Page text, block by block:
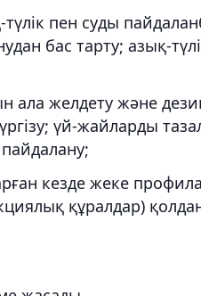
пен суды
бас тарту; азық-
ала желдету және
үй-жайларды
кезде жеке
құралдар)